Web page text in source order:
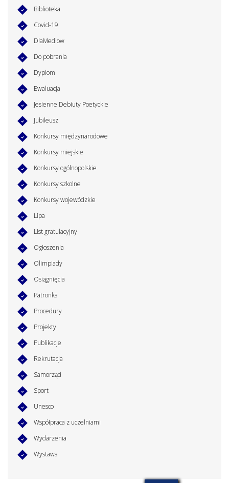
Biblioteka
Covid-19
DlaMediow
Do pobrania
Dyplom
Ewaluacja
Jesienne Debiuty Poetyckie
Jubileusz
Konkursy międzynarodowe
Konkursy miejskie
Konkursy ogólnopolskie
Konkursy szkolne
Konkursy wojewódzkie
Lipa
List gratulacyjny
Ogłoszenia
Olimpiady
Osiągnięcia
Patronka
Procedury
Projekty
Publikacje
Rekrutacja
Samorząd
Sport
Unesco
Współpraca z uczelniami
Wydarzenia
Wystawa